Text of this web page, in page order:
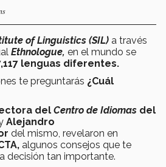
of Linguistics (SIL) a través
Ethnologue, en el mundo se
lenguas diferentes.
te preguntarás ¿Cuál
del Centro de Idiomas del
Alejandro
del mismo, revelaron en
algunos consejos que te
decisión tan importante.